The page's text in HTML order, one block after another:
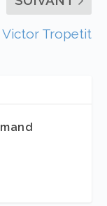
Victor Tropetit